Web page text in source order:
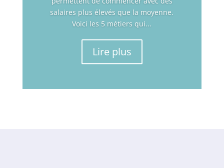
salaires plus élevés que la moyenne.
Voici les 5 métiers qui...
Lire plus